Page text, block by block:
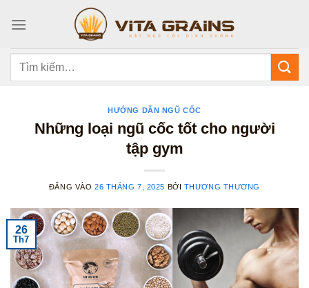
qua
Tìm
HƯỚNG DẪN NGŨ CỐC
Những loại ngũ cốc tốt cho người
tập gym
ĐĂNG VÀO 26 THÁNG 7, 2025 BỞI THƯƠNG THƯƠNG
26
Th7